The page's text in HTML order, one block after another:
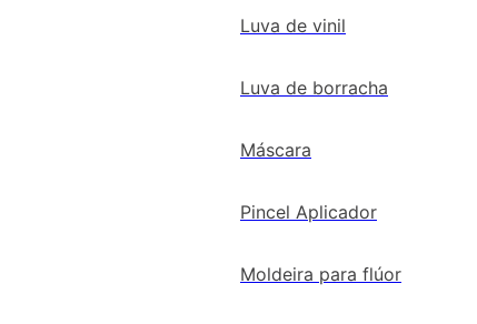
Luva de vinil
Luva de borracha
Máscara
Pincel Aplicador
Moldeira para flúor